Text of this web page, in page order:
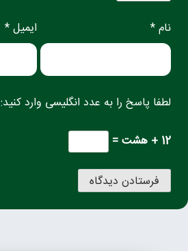
نام * ایمیل *
لطفا پاسخ را به عدد انگلیسی وارد کنید:
12 + هشت =